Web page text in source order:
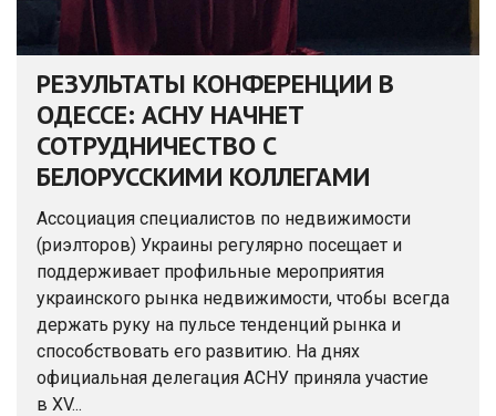
РЕЗУЛЬТАТЫ КОНФЕРЕНЦИИ В
ОДЕССЕ: АСНУ НАЧНЕТ
СОТРУДНИЧЕСТВО С
БЕЛОРУССКИМИ КОЛЛЕГАМИ
Ассоциация специалистов по недвижимости
(риэлторов) Украины регулярно посещает и
поддерживает профильные мероприятия
украинского рынка недвижимости, чтобы всегда
держать руку на пульсе тенденций рынка и
способствовать его развитию. На днях
официальная делегация АСНУ приняла участие
в ХV...